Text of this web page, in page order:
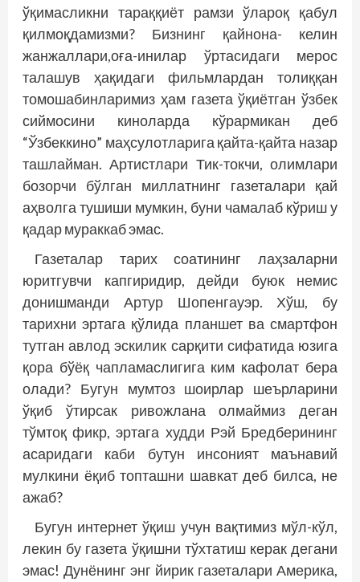
ўқимасликни тараққиёт рамзи ўлароқ қабул
қилмоқдамизми? Бизнинг қайнона- келин
жанжаллари,оға-инилар ўртасидаги мерос
талашув ҳақидаги фильмлардан толиққан
томошабинларимиз ҳам газета ўқиётган ўзбек
сиймосини киноларда кўрармикан деб
“Ўзбеккино” маҳсулотларига қайта-қайта назар
ташлайман. Артистлари Тик-токчи, олимлари
бозорчи бўлган миллатнинг газеталари қай
аҳволга тушиши мумкин, буни чамалаб кўриш у
қадар мураккаб эмас.
Газеталар тарих соатининг лаҳзаларни
юритгувчи капгиридир, дейди буюк немис
донишманди Артур Шопенгауэр. Хўш, бу
тарихни эртага қўлида планшет ва смартфон
тутган авлод эскилик сарқити сифатида юзига
қора бўёқ чапламаслигига ким кафолат бера
олади? Бугун мумтоз шоирлар шеърларини
ўқиб ўтирсак ривожлана олмаймиз деган
тўмтоқ фикр, эртага худди Рэй Бредберининг
асаридаги каби бутун инсоният маънавий
мулкини ёқиб топташни шавкат деб билса, не
ажаб?
Бугун интернет ўқиш учун вақтимиз мўл-кўл,
лекин бу газета ўқишни тўхтатиш керак дегани
эмас! Дунёнинг энг йирик газеталари Америка,